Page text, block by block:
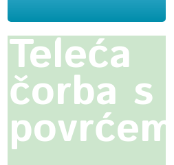
Teleća
čorba s
povrćem